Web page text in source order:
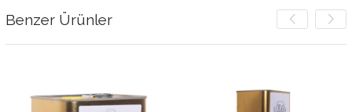
Benzer Ürünler